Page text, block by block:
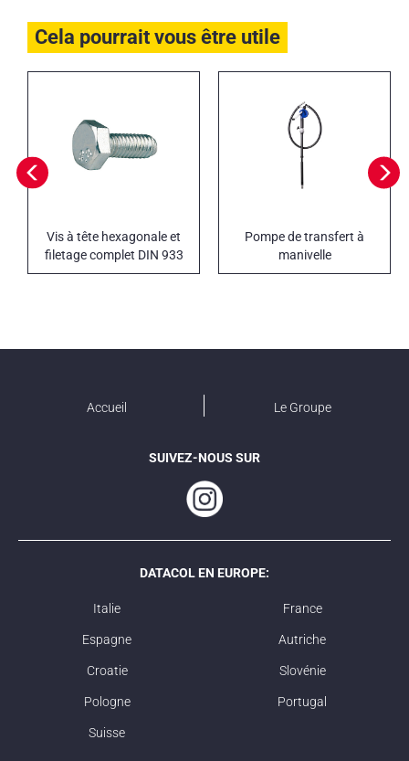
Cela pourrait vous être utile
Vis à tête hexagonale et
filetage complet DIN 933
Pompe de transfert à
manivelle
Accueil Le Groupe
SUIVEZ-NOUS SUR
DATACOL EN EUROPE:
Italie France
Espagne Autriche
Croatie Slovénie
Pologne Portugal
Suisse